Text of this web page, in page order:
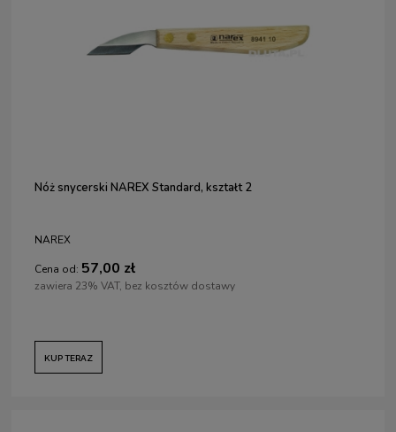
Nóż snycerski NAREX Standard, kształt 2
NAREX
Cena od: 57,00 zł
zawiera 23% VAT, bez kosztów dostawy
KUP TERAZ